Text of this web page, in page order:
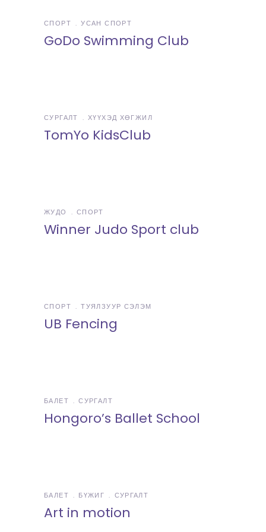
СПОРТ УСАН СПОРТ
GoDo Swimming Club
СУРГАЛТ ХҮҮХЭД ХӨГЖИЛ
TomYo KidsClub
ЖУДО СПОРТ
Winner Judo Sport club
СПОРТ ТУЯЛЗУУР СЭЛЭМ
UB Fencing
БАЛЕТ СУРГАЛТ
Hongoro’s Ballet School
БАЛЕТ БҮЖИГ СУРГАЛТ
Art in motion